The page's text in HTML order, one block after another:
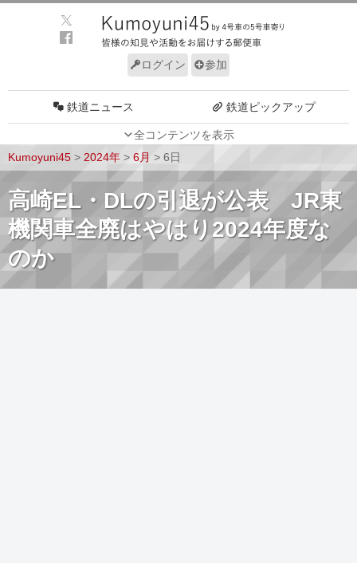
ログイン 参加
全コンテンツを表示
鉄道ニュース 鉄道ピックアップ
車両技術 路線探訪
ルール サイトについて
Kumoyuni45 > 2024年 > 6月 > 6日
高崎EL・DLの引退が公表 JR東
機関車全廃はやはり2024年度な
のか